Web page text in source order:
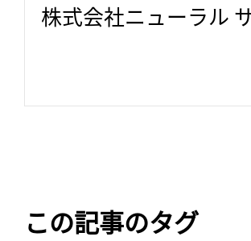
株式会社ニューラル
この記事のタグ